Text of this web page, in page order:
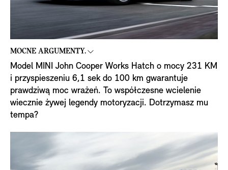
MOCNE ARGUMENTY.
Model MINI John Cooper Works Hatch o mocy 231 KM
i przyspieszeniu 6,1 sek do 100 km gwarantuje
prawdziwą moc wrażeń. To współczesne wcielenie
wiecznie żywej legendy motoryzacji. Dotrzymasz mu
tempa?